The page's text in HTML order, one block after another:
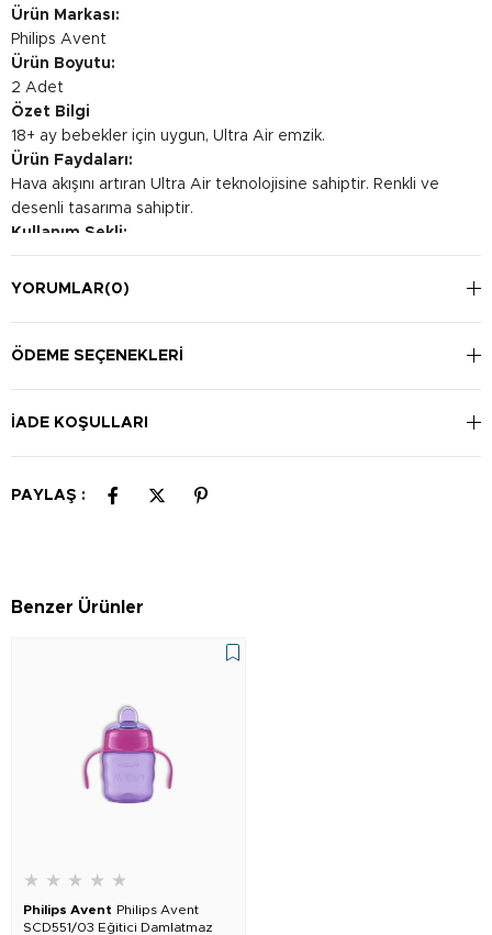
Ürün Markası:
Philips Avent
Ürün Boyutu:
2 Adet
Özet Bilgi
18+ ay bebekler için uygun, Ultra Air emzik.
Ürün Faydaları:
Hava akışını artıran Ultra Air teknolojisine sahiptir. Renkli ve
desenli tasarıma sahiptir.
Kullanım Şekli:
Bebeklerin emme alışkanlıklarına uygun olarak kullanılabilir.
Temizlik talimatlarına uygun şekilde temizlenmelidir.
YORUMLAR(0)
ÖDEME SEÇENEKLERI
İADE KOŞULLARI
PAYLAŞ :
Benzer Ürünler
★ ★ ★ ★ ★
Philips Avent Philips Avent
SCD551/03 Eğitici Damlatmaz